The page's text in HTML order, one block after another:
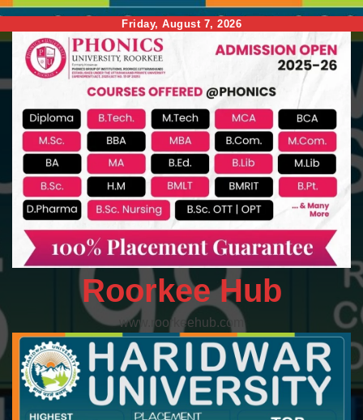
to
content
Friday, August 7, 2026
Roorkee Hub
www.roorkeehub.com